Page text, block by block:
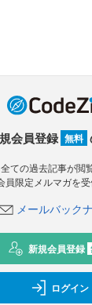
規会員登録 無料